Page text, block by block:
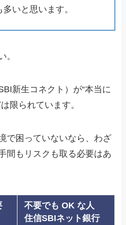
いと思います。
。
新生コネクト）が“本当に
限られています。
で困っていないなら、わざ
間もリスクも取る必要はあ
不要でも OK な人
住信SBIネット銀行